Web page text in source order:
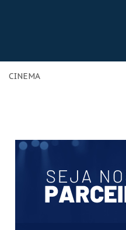
CINEMA